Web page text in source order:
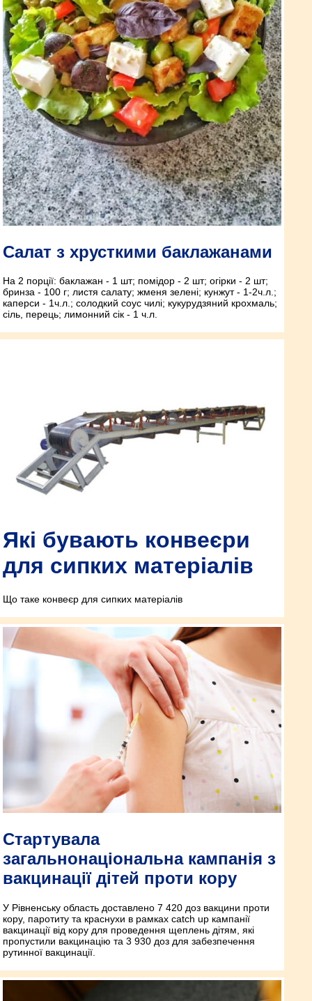
Салат з хрусткими баклажанами
На 2 порції: баклажан - 1 шт; помідор - 2 шт; огірки - 2 шт;
бринза - 100 г; листя салату; жменя зелені; кунжут - 1-2ч.л.;
каперси - 1ч.л.; солодкий соус чилі; кукурудзяний крохмаль;
сіль, перець; лимонний сік - 1 ч.л.
Які бувають конвеєри
для сипких матеріалів
Що таке конвеєр для сипких матеріалів
Стартувала
загальнонаціональна кампанія з
вакцинації дітей проти кору
У Рівненську область доставлено 7 420 доз вакцини проти
кору, паротиту та краснухи в рамках catch up кампанії
вакцинації від кору для проведення щеплень дітям, які
пропустили вакцинацію та 3 930 доз для забезпечення
рутинної вакцинації.